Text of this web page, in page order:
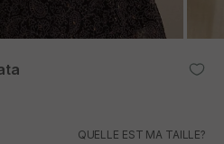
QUELLE EST MA TAILLE?